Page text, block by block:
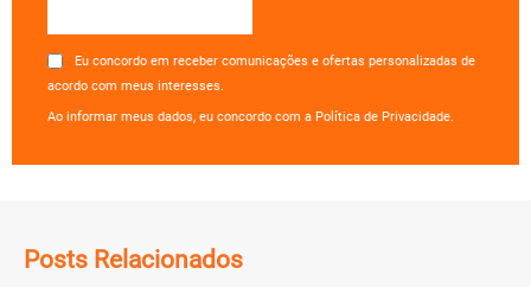
Eu concordo em receber comunicações e ofertas personalizadas de
acordo com meus interesses.
Ao informar meus dados, eu concordo com a Política de Privacidade.
Posts Relacionados